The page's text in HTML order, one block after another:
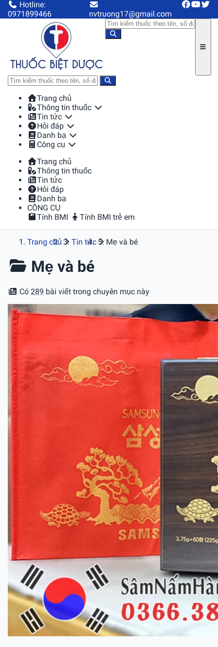
Hotline:
0971899466
nvtruong17@gmail.com
Trang chủ
Thông tin thuốc
Tin tức
Hỏi đáp
Danh bạ
Công cụ
Trang chủ
Thông tin thuốc
Tin tức
Hỏi đáp
Danh bạ
CÔNG CỤ
Tính BMI
Tính BMI trẻ em
Trang chủ Tin tức Mẹ và bé
Mẹ và bé
Có 289 bài viết trong chuyên mục này